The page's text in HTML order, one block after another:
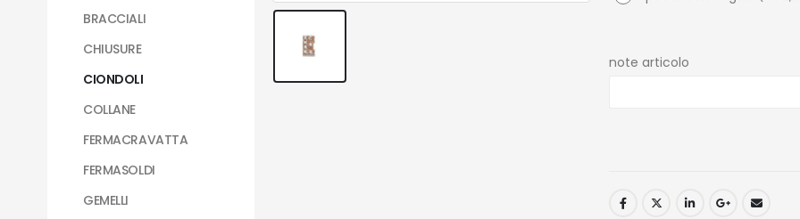
note articolo
BRACCIALI
CHIUSURE
CIONDOLI
COLLANE
FERMACRAVATTA
FERMASOLDI
GEMELLI